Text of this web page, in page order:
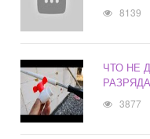
8139
ЧТО НЕ
РАЗРЯДА
3877